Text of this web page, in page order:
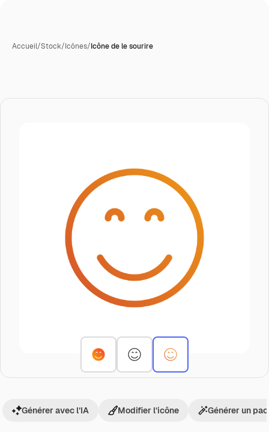
Accueil/Stock/Icônes/Icône de le sourire
Générer avec l’IA Modifier l’icône Générer un